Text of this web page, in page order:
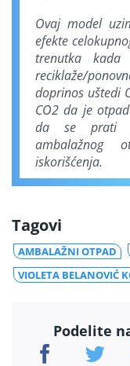
Ovaj model
efekte
trenutka
reciklaže/
doprinos uštedi
CO2 da je
da se prati
ambalažnog
iskorišćenja.
Tagovi
AMBALAŽNI OTPAD
VIOLETA BELANOVIĆ
Podelite